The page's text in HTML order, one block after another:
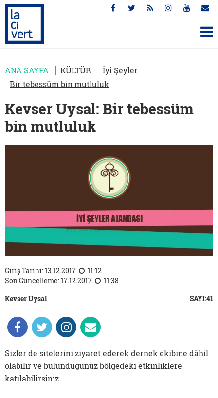
ANA SAYFA KÜLTÜR
İyi Şeyler
Bir tebessüm bin mutluluk
Kevser Uysal: Bir tebessüm
bin mutluluk
Giriş Tarihi: 13.12.2017
11:12
Son Güncelleme: 17.12.2017
11:38
Kevser Uysal
SAYI:41
Sizler de sitelerini ziyaret ederek dernek ekibine dâhil
olabilir ve bulunduğunuz bölgedeki etkinliklere
katılabilirsiniz